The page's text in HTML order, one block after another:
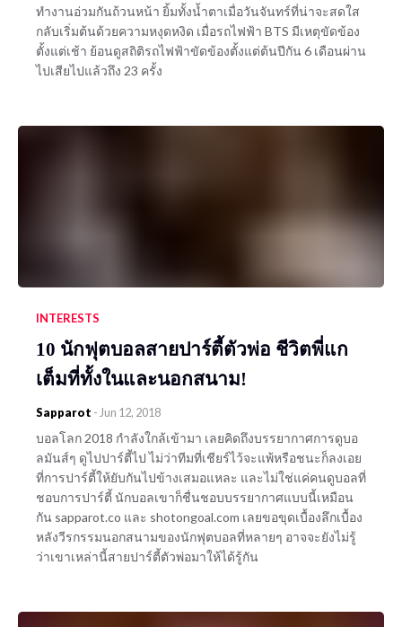
ทำงานอ่วมกันถ้วนหน้า ยิ้มทั้งน้ำตาเมื่อวันจันทร์ที่น่าจะสดใส
กลับเริ่มต้นด้วยความหงุดหงิด เมื่อรถไฟฟ้า BTS มีเหตุขัดข้อง
ตั้งแต่เช้า ย้อนดูสถิติรถไฟฟ้าขัดข้องตั้งแต่ต้นปีกัน 6 เดือนผ่าน
ไปเสียไปแล้วถึง 23 ครั้ง
INTERESTS
10 นักฟุตบอลสายปาร์ตี้ตัวพ่อ ชีวิตพี่แก
เต็มที่ทั้งในและนอกสนาม!
Sapparot - Jun 12, 2018
บอลโลก 2018 กำลังใกล้เข้ามา เลยคิดถึงบรรยากาศการดูบอ
ลมันส์ๆ ดูไปปาร์ตี้ไป ไม่ว่าทีมที่เชียร์ไว้จะแพ้หรือชนะก็ลงเอย
ที่การปาร์ตี้ให้ยับกันไปข้างเสมอแหละ และไม่ใช่แค่คนดูบอลที่
ชอบการปาร์ตี้ นักบอลเขาก็ชื่นชอบบรรยากาศแบบนี้เหมือน
กัน sapparot.co และ shotongoal.com เลยขอขุดเบื้องลึกเบื้อง
หลังวีรกรรมนอกสนามของนักฟุตบอลที่หลายๆ อาจจะยังไม่รู้
ว่าเขาเหล่านี้สายปาร์ตี้ตัวพ่อมาให้ได้รู้กัน